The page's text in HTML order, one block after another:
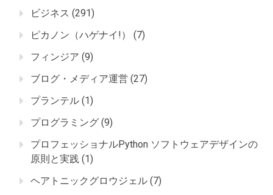
ビジネス (291)
ピカノン（ハゲナイ!）
(7)
フィンジア (9)
ブログ・メディア運営 (27)
プランテル (1)
プログラミング (9)
プロフェッショナルPython ソフトウェアデザインの
原則と実践 (1)
ヘアトニックグロウジェル (7)